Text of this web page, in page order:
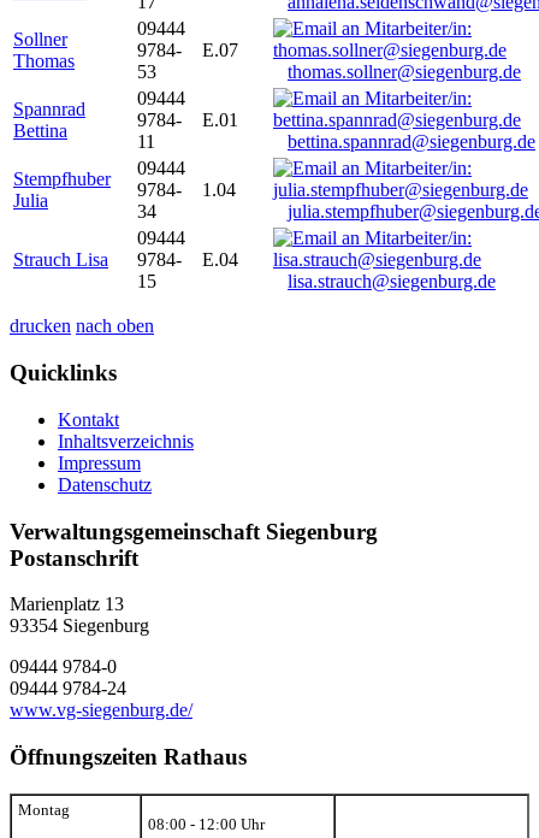
Sollner
Thomas
09444
9784-
53
E.07
thomas.sollner@siegenburg.de
Spannrad
Bettina
09444
9784-
11
E.01
bettina.spannrad@siegenburg.de
Stempfhuber
Julia
09444
9784-
34
1.04
Strauch Lisa
09444
9784-
15
E.04
lisa.strauch@siegenburg.de
drucken nach oben
Quicklinks
Kontakt
Inhaltsverzeichnis
Impressum
Datenschutz
Verwaltungsgemeinschaft Siegenburg
Postanschrift
Marienplatz 13
93354 Siegenburg
09444 9784-0
09444 9784-24
www.vg-siegenburg.de/
Öffnungszeiten Rathaus
Montag
08:00 - 12:00 Uhr